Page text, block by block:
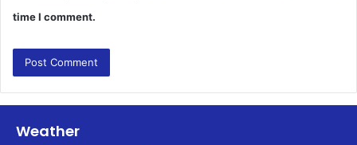
time I comment.
Weather